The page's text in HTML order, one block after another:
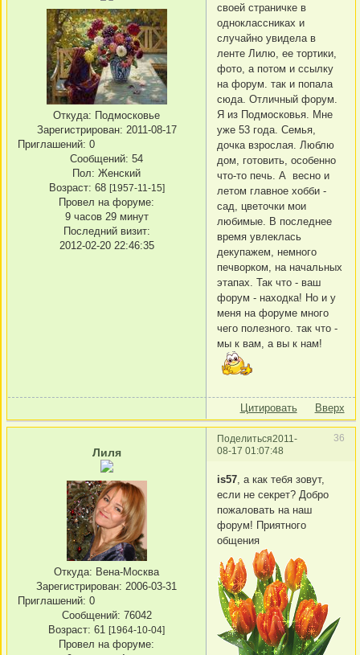
Откуда: Подмосковье
Зарегистрирован: 2011-08-17
Приглашений: 0
Сообщений: 54
Пол: Женский
Возраст: 68 [1957-11-15]
Провел на форуме:
9 часов 29 минут
Последний визит:
2012-02-20 22:46:35
своей страничке в
одноклассниках и
случайно увидела в
ленте Лилю, ее тортики,
фото, а потом и ссылку
на форум. так и попала
сюда. Отличный форум.
Я из Подмосковья. Мне
уже 53 года. Семья,
дочка взрослая. Люблю
дом, готовить, особенно
что-то печь. А весно и
летом главное хобби -
сад, цветочки мои
любимые. В последнее
время увлеклась
декупажем, немного
печворком, на начальных
этапах. Так что - ваш
форум - находка! Но и у
меня на форуме много
чего полезного. так что -
мы к вам, а вы к нам!
Цитировать Вверх
Поделиться 36
2011-
08-17 01:07:48
Лиля
Откуда: Вена-Москва
Зарегистрирован: 2006-03-31
Приглашений: 0
Сообщений: 76042
Возраст: 61 [1964-10-04]
Провел на форуме:
is57 , а как тебя зовут,
если не секрет? Добро
пожаловать на наш
форум! Приятного
общения